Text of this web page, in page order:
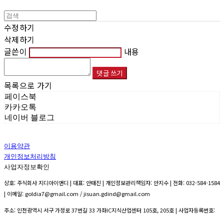
수정하기
삭제하기
글쓴이
내용
댓글 쓰기
목록으로 가기
페이스북
카카오톡
네이버 블로그
이용약관
개인정보처리방침
사업자정보확인
상호: 주식회사 지디아이앤디 | 대표: 안태진 | 개인정보관리책임자: 안지수 | 전화: 032-584-1584
| 이메일: goldia7@gmail.com / jisuan.gdind@gmail.com
주소: 인천광역시 서구 가정로 37번길 33 가좌IC지식산업센터 105호, 205호 | 사업자등록번호: